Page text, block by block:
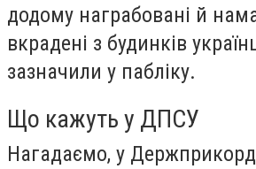
додому награбовані й
вкрадені з будинків
зазначили у пабліку.
Що кажуть у ДПСУ
Нагадаємо, у